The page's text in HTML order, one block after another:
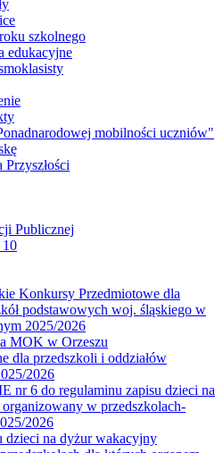
szkolnego
edukacyjne
mobilności uczniów"
Publicznej
10
Konkursy Przedmiotowe dla
podstawowych woj. śląskiego w
2025/2026
MOK w Orzeszu
dla przedszkoli i oddziałów
2026
nr 6 do regulaminu zapisu dzieci na
w przedszkolach-
2026
dzieci na dyżur wakacyjny